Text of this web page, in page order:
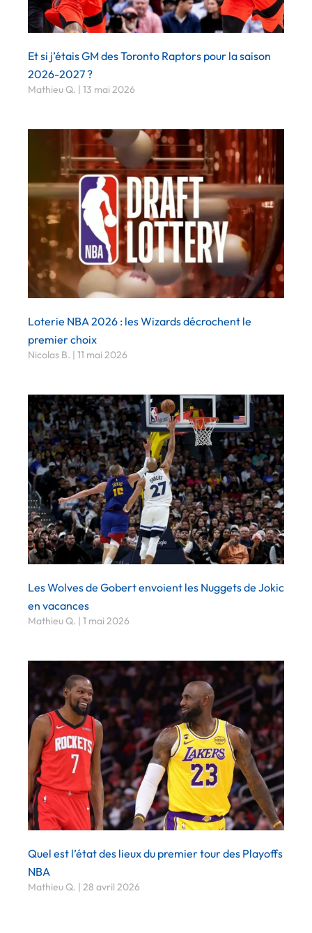
Et si j’étais GM des Toronto Raptors pour la saison
2026-2027 ?
Mathieu Q. 13 mai 2026
Loterie NBA 2026 : les Wizards décrochent le
premier choix
Nicolas B. 11 mai 2026
Les Wolves de Gobert envoient les Nuggets de Jokic
en vacances
Mathieu Q. 1 mai 2026
Quel est l’état des lieux du premier tour des Playoffs
NBA
Mathieu Q. 28 avril 2026